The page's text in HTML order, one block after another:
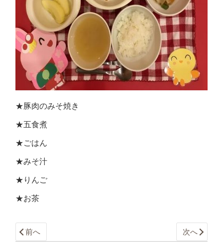
★豚肉のみそ焼き
★五食煮
★ごはん
★みそ汁
★りんご
★お茶
前へ 次へ